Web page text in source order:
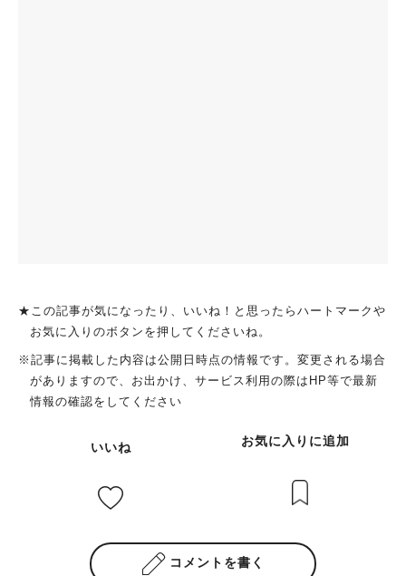
★この記事が気になったり、いいね！と思ったらハートマークや
お気に入りのボタンを押してくださいね。
※記事に掲載した内容は公開日時点の情報です。変更される場合
がありますので、お出かけ、サービス利用の際はHP等で最新
情報の確認をしてください
いいね お気に入りに追加
コメントを書く